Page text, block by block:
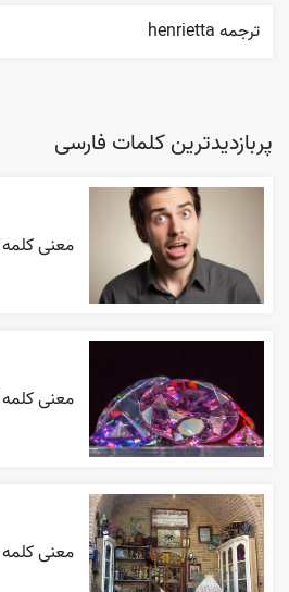
ترجمه henrietta
پربازدیدترین کلمات فارسی
معنی
معنی
معنی